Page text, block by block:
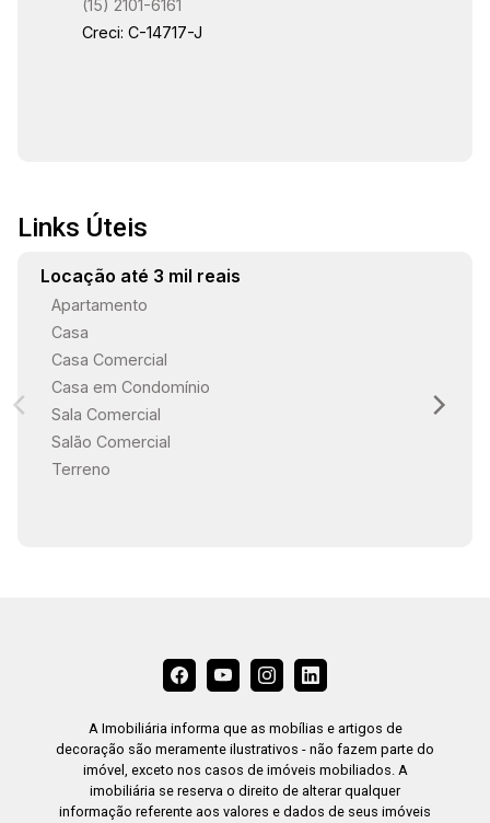
shopping Iguatemi Esplanada e da rodovia
Raposo Tavares. Estamos à disposição para te
(15) 2101-6161
Creci: C-14717-J
Links Úteis
Locação até 3 mil reais
Apartamento
Casa
Casa Comercial
Casa em Condomínio
Sala Comercial
Salão Comercial
Terreno
A Imobiliária informa que as mobílias e artigos de
decoração são meramente ilustrativos - não fazem parte do
imóvel, exceto nos casos de imóveis mobiliados. A
imobiliária se reserva o direito de alterar qualquer
informação referente aos valores e dados de seus imóveis